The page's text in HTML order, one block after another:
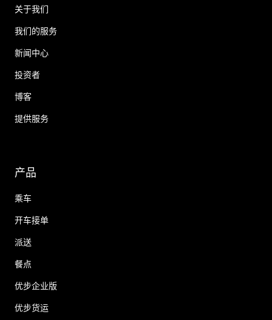
关于我们
我们的服务
新闻中心
投资者
博客
提供服务
产品
乘车
开车接单
派送
餐点
优步企业版
优步货运